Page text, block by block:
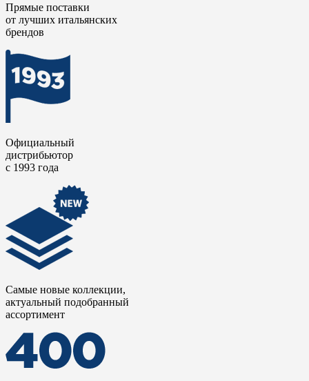
Прямые поставки
от лучших итальянских
брендов
Официальный
дистрибьютор
с 1993 года
Самые новые коллекции,
актуальный подобранный
ассортимент